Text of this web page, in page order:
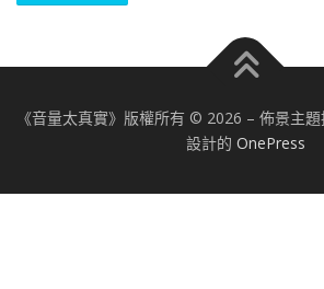
《音量太真實》版權所有 © 2026 – 佈景主
設計的 OnePress